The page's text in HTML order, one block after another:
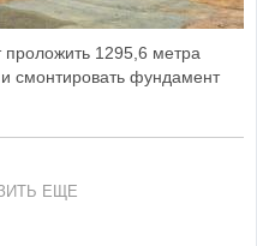
проложить 1295,6 метра
смонтировать фундамент
ЕЩЕ